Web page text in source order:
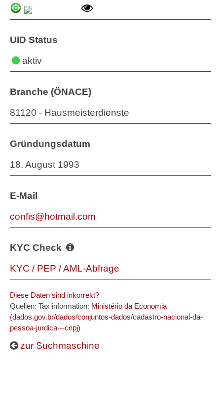
UID Status
aktiv
Branche (ÖNACE)
81120 - Hausmeisterdienste
Gründungsdatum
18. August 1993
E-Mail
confis@hotmail.com
KYC Check
KYC / PEP / AML-Abfrage
Diese Daten sind inkorrekt?
Quellen: Tax information: Ministério da Economia
(dados.gov.br/dados/conjuntos-dados/cadastro-nacional-da-
pessoa-jurdica---cnpj)
zur Suchmaschine